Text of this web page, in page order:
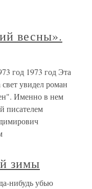
весны».
год 1973 год Эта
свет увидел роман
Именно в нем
писателем
зимы
нибудь убью